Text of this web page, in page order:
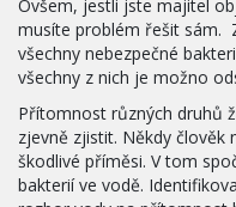
Ovšem, jestli jste majitel
musíte problém řešit sám.
všechny nebezpečné
všechny z nich je možno
Přítomnost různých druhů
zjevně zjistit. Někdy člověk
škodlivé příměsi. V tom
bakterií ve vodě.